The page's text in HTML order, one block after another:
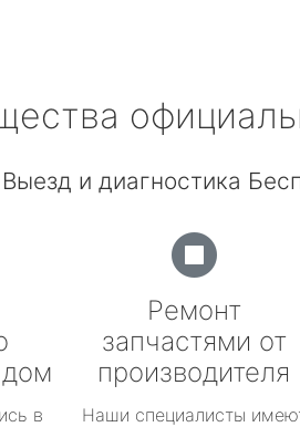
Выезд и диагностика
в
Ремонт
запчастями от
производителя
Наши специалисты